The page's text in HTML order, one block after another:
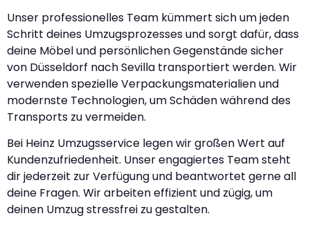
Unser professionelles Team kümmert sich um jeden
Schritt deines Umzugsprozesses und sorgt dafür, dass
deine Möbel und persönlichen Gegenstände sicher
von Düsseldorf nach Sevilla transportiert werden. Wir
verwenden spezielle Verpackungsmaterialien und
modernste Technologien, um Schäden während des
Transports zu vermeiden.
Bei Heinz Umzugsservice legen wir großen Wert auf
Kundenzufriedenheit. Unser engagiertes Team steht
dir jederzeit zur Verfügung und beantwortet gerne all
deine Fragen. Wir arbeiten effizient und zügig, um
deinen Umzug stressfrei zu gestalten.